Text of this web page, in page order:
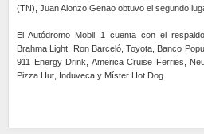
(TN), Juan Alonzo Genao obtuvo el segundo
El Autódromo Mobil 1 cuenta con el
Brahma Light, Ron Barceló, Toyota, Banco
911 Energy Drink, America Cruise Ferries,
Pizza Hut, Induveca y Míster Hot Dog.